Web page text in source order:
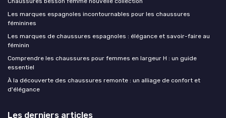
Les marques espagnoles incontournables pour les chaussures
féminines
Les marques de chaussures espagnoles : élégance et savoir-faire au
féminin
Comprendre les chaussures pour femmes en largeur H : un guide
essentiel
À la découverte des chaussures remonte : un alliage de confort et
d'élégance
Les derniers articles